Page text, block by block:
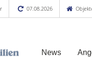
07.08.2026
News